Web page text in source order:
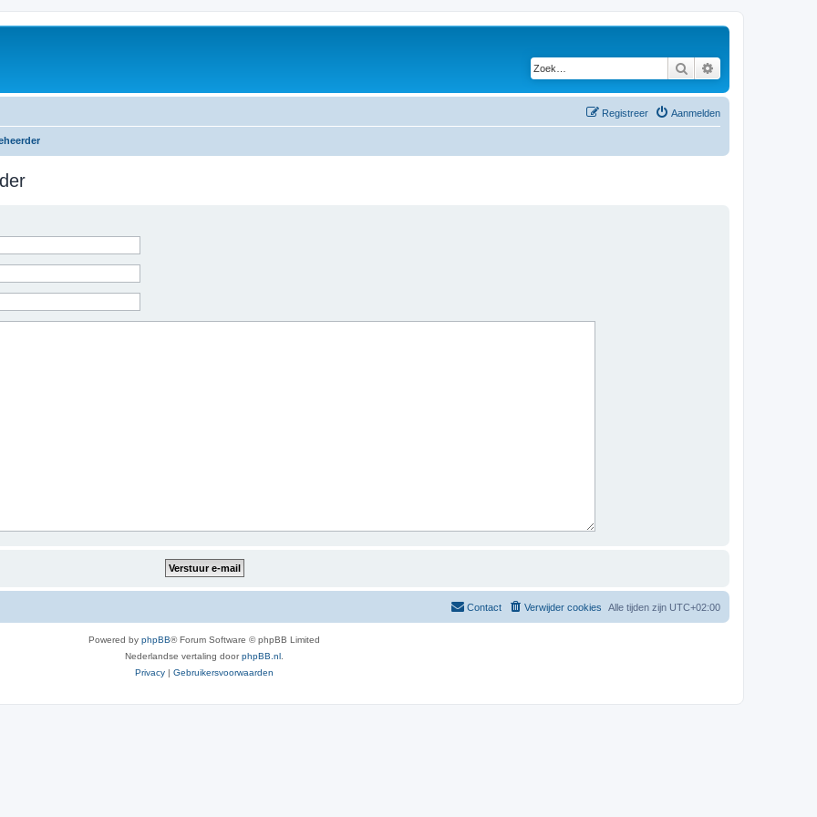
Zoek
Aanmelden
Registreer
Alle tijden zijn UTC+02:00
Verwijder cookies
Contact
Powered by phpBB® Forum Software © phpBB Limited
Nederlandse vertaling doorphpBB.nl
Privacy | Gebruikersvoorwaarden